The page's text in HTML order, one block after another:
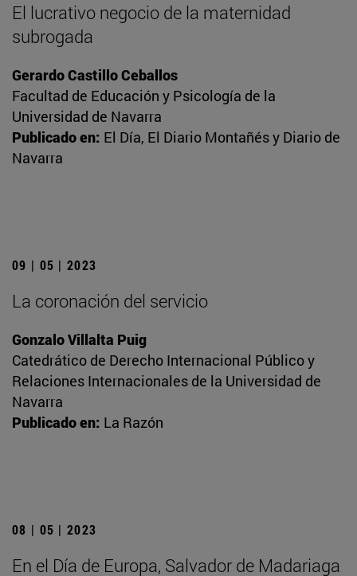
El lucrativo negocio de la maternidad
subrogada
Gerardo Castillo Ceballos
Facultad de Educación y Psicología de la
Universidad de Navarra
Publicado en: El Día, El Diario Montañés y Diario de
Navarra
09 | 05 | 2023
La coronación del servicio
Gonzalo Villalta Puig
Catedrático de Derecho Internacional Público y
Relaciones Internacionales de la Universidad de
Navarra
Publicado en: La Razón
08 | 05 | 2023
En el Día de Europa, Salvador de Madariaga